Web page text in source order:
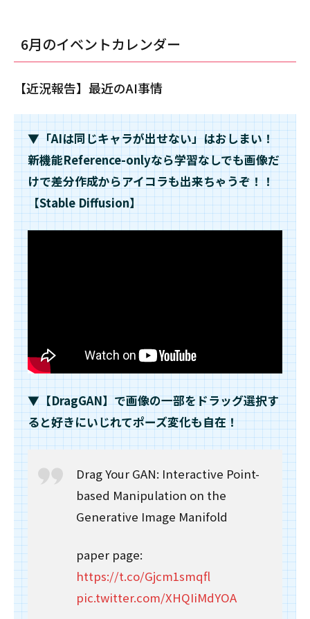
ン】
四谷
談
夜
ルポ
ター
ジュ
怪談
2.5
【リ
エ
ピ
ロ
ー
グ
6月のイベントカレンダー
【近況報告】最近のAI事情
▼「AIは同じキャラが出せない」はおしまい！
新機能Reference-onlyなら学習なしでも画像だ
けで差分作成からアイコラも出来ちゃうぞ！！
【Stable Diffusion】
▼【DragGAN】で画像の一部をドラッグ選択す
ると好きにいじれてポーズ変化も自在！
Drag Your GAN: Interactive Point-
based Manipulation on the
Generative Image Manifold
paper page:
https://t.co/Gjcm1smqfl
pic.twitter.com/XHQIiMdYOA